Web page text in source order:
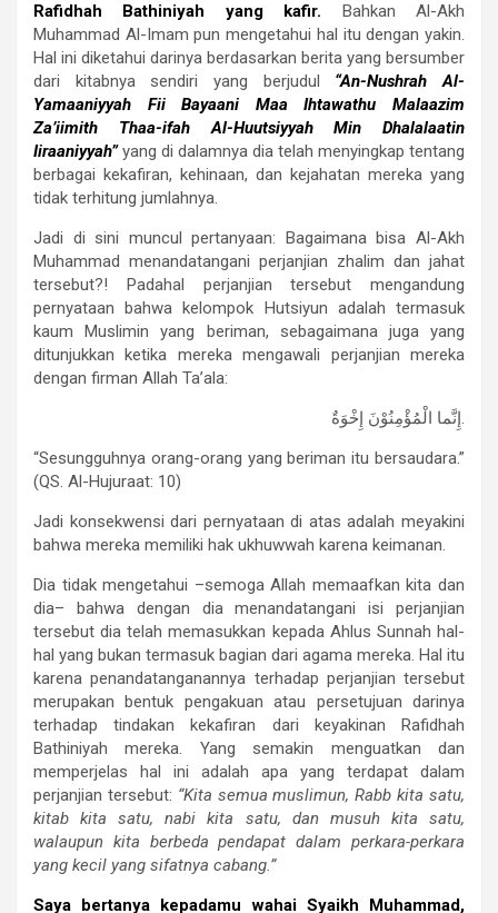
Rafidhah Bathiniyah yang kafir. Bahkan Al-Akh
Muhammad Al-Imam pun mengetahui hal itu dengan yakin.
Hal ini diketahui darinya berdasarkan berita yang bersumber
dari kitabnya sendiri yang berjudul “An-Nushrah Al-
Yamaaniyyah Fii Bayaani Maa Ihtawathu Malaazim
Za’iimith Thaa-ifah Al-Huutsiyyah Min Dhalalaatin
Iiraaniyyah”yang di dalamnya dia telah menyingkap tentang
berbagai kekafiran, kehinaan, dan kejahatan mereka yang
tidak terhitung jumlahnya.
Jadi di sini muncul pertanyaan: Bagaimana bisa Al-Akh
Muhammad menandatangani perjanjian zhalim dan jahat
tersebut?! Padahal perjanjian tersebut mengandung
pernyataan bahwa kelompok Hutsiyun adalah termasuk
kaum Muslimin yang beriman, sebagaimana juga yang
ditunjukkan ketika mereka mengawali perjanjian mereka
dengan firman Allah Ta’ala:
إِنَّما الْمُؤْمِنُوْنَ إِخْوَةٌ.
“Sesungguhnya orang-orang yang beriman itu bersaudara.”
(QS. Al-Hujuraat: 10)
Jadi konsekwensi dari pernyataan di atas adalah meyakini
bahwa mereka memiliki hak ukhuwwah karena keimanan.
Dia tidak mengetahui –semoga Allah memaafkan kita dan
dia– bahwa dengan dia menandatangani isi perjanjian
tersebut dia telah memasukkan kepada Ahlus Sunnah hal-
hal yang bukan termasuk bagian dari agama mereka. Hal itu
karena penandatanganannya terhadap perjanjian tersebut
merupakan bentuk pengakuan atau persetujuan darinya
terhadap tindakan kekafiran dari keyakinan Rafidhah
Bathiniyah mereka. Yang semakin menguatkan dan
memperjelas hal ini adalah apa yang terdapat dalam
perjanjian tersebut: “Kita semua muslimun, Rabb kita satu,
kitab kita satu, nabi kita satu, dan musuh kita satu,
walaupun kita berbeda pendapat dalam perkara-perkara
yang kecil yang sifatnya cabang.”
Saya bertanya kepadamu wahai Syaikh Muhammad,